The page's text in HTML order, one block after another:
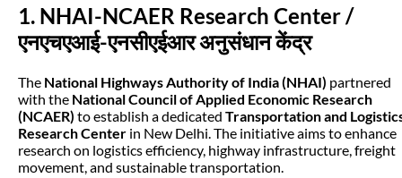
1. NHAI-NCAER Research Center /
एनएचएआई-एनसीएईआर अनुसंधान केंद्र
The National Highways Authority of India (NHAI) partnered
with the National Council of Applied Economic Research
(NCAER) to establish a dedicated Transportation and
Research Center in New Delhi. The initiative aims to enhance
research on logistics efficiency, highway infrastructure, freight
movement, and sustainable transportation.